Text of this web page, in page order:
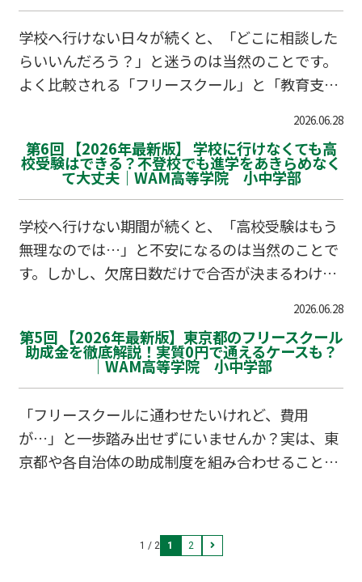
学校へ行けない日々が続くと、「どこに相談した
らいいんだろう？」と迷うのは当然のことです。
よく比較される「フリースクール」と「教育支援
選び方の基準を知ることで、お子さまの今にぴっ
たりの場所が見えてくるかもしれません。
2026.06.28
第6回 【2026年最新版】 学校に行けなくても高
校受験はできる？不登校でも進学をあきらめなく
て大丈夫｜WAM高等学院 小中学部
学校へ行けない期間が続くと、「高校受験はもう
無理なのでは…」と不安になるのは当然のことで
す。しかし、欠席日数だけで合否が決まるわけで
拓いている生徒はたくさんいます。あきらめる前
に知っておきたい、今の進学事情と対策について
お伝えします。
2026.06.28
第5回 【2026年最新版】東京都のフリースクール
助成金を徹底解説！実質0円で通えるケースも？
｜WAM高等学院 小中学部
「フリースクールに通わせたいけれど、費用
が…」と一歩踏み出せずにいませんか？実は、東
京都や各自治体の助成制度を組み合わせること
安心して通える方法をお伝えします。
1 / 2 1 2